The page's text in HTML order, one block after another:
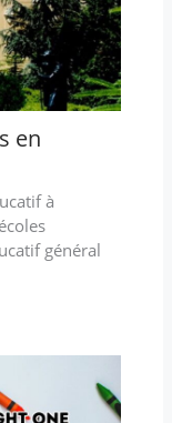
en
à
général